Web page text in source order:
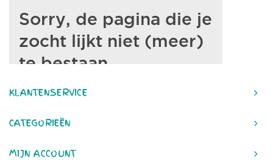
KLANTENSERVICE
CATEGORIEËN
MIJN ACCOUNT